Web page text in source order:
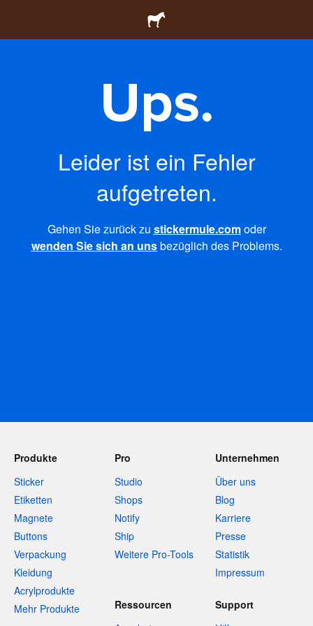
Ups.
Leider ist ein Fehler
aufgetreten.
Gehen Sie zurück zu stickermule.comoder
wenden Sie sich an unsbezüglich des Problems.
Produkte
Sticker
Etiketten
Magnete
Buttons
Verpackung
Kleidung
Acrylprodukte
Mehr Produkte
Pro
Studio
Shops
Notify
Ship
Weitere Pro-Tools
Unternehmen
Über uns
Blog
Karriere
Presse
Statistik
Impressum
Ressourcen
Support